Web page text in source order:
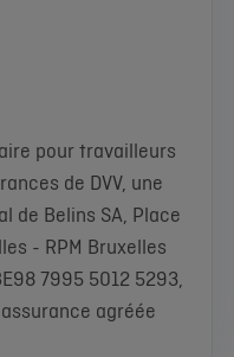
pour travailleurs
de DVV, une
de Belins SA, Place
- RPM Bruxelles
7995 5012 5293,
agréée